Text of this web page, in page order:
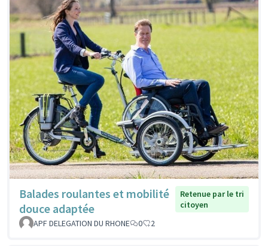
Balades roulantes et mobilité
douce adaptée
Retenue par le tri
citoyen
APF DELEGATION DU RHONE
0 2